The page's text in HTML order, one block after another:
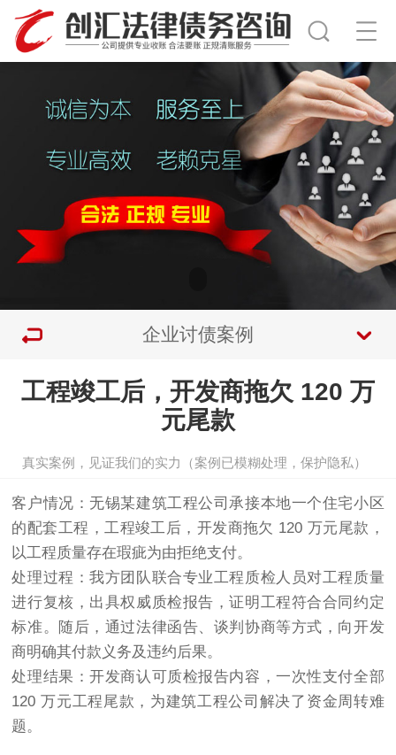
企业讨债案例
工程竣工后，开发商拖欠 120 万
元尾款
真实案例，见证我们的实力（案例已模糊处理，保护隐私）
客户情况：无锡某建筑工程公司承接本地一个住宅小区
的配套工程，工程竣工后，开发商拖欠 120 万元尾款，
以工程质量存在瑕疵为由拒绝支付。
处理过程：我方团队联合专业工程质检人员对工程质量
进行复核，出具权威质检报告，证明工程符合合同约定
标准。随后，通过法律函告、谈判协商等方式，向开发
商明确其付款义务及违约后果。
处理结果：开发商认可质检报告内容，一次性支付全部
120 万元工程尾款，为建筑工程公司解决了资金周转难
题。